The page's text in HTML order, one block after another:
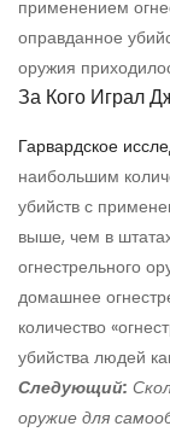
применением
оправданное
оружия
За Кого Играл
Гарвардское
наибольшим
убийств с
выше, чем в
огнестрельного
домашнее
количество
убийства людей
Следующий:
оружие для